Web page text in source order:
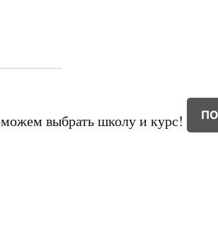
выбрать школу и курс!